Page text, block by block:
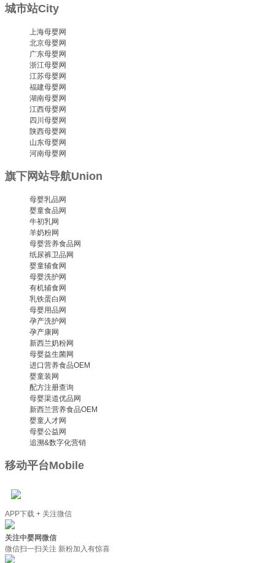
城市站City
上海母婴网
北京母婴网
广东母婴网
浙江母婴网
江苏母婴网
福建母婴网
湖南母婴网
江西母婴网
四川母婴网
陕西母婴网
山东母婴网
河南母婴网
旗下网站导航Union
母婴乳品网
婴童食品网
牛初乳网
羊奶粉网
母婴营养食品网
纸尿裤卫品网
婴童辅食网
母婴洗护网
有机辅食网
乳铁蛋白网
母婴用品网
孕产洗护网
孕产康网
新西兰奶粉网
母婴益生菌网
进口营养食品OEM
婴童装网
配方注册查询
母婴渠道优品网
新西兰营养食品OEM
婴童人才网
母婴公益网
追溯&数字化营销
移动平台Mobile
APP下载 + 关注微信
关注中婴网微信
微信扫一扫关注 新粉加入有惊喜